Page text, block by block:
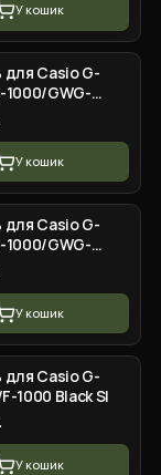
У кошик
для Casio G-
1000/GWG-
Camo Beige
У кошик
для Casio G-
1000/GWG-
Black SI
У кошик
для Casio G-
1000 Black SI
У кошик